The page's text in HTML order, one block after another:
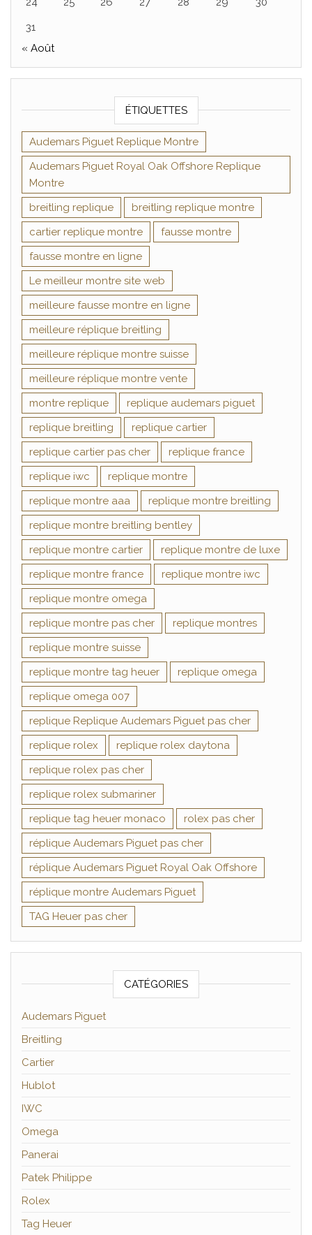
31
« Août
ÉTIQUETTES
Audemars Piguet Replique Montre
Audemars Piguet Royal Oak Offshore Replique
Montre
breitling replique
breitling replique montre
cartier replique montre
fausse montre
fausse montre en ligne
Le meilleur montre site web
meilleure fausse montre en ligne
meilleure réplique breitling
meilleure réplique montre suisse
meilleure réplique montre vente
montre replique
replique audemars piguet
replique breitling
replique cartier
replique cartier pas cher
replique france
replique iwc
replique montre
replique montre aaa
replique montre breitling
replique montre breitling bentley
replique montre cartier
replique montre de luxe
replique montre france
replique montre iwc
replique montre omega
replique montre pas cher
replique montres
replique montre suisse
replique montre tag heuer
replique omega
replique omega 007
replique Replique Audemars Piguet pas cher
replique rolex
replique rolex daytona
replique rolex pas cher
replique rolex submariner
replique tag heuer monaco
rolex pas cher
réplique Audemars Piguet pas cher
réplique Audemars Piguet Royal Oak Offshore
réplique montre Audemars Piguet
TAG Heuer pas cher
CATÉGORIES
Audemars Piguet
Breitling
Cartier
Hublot
IWC
Omega
Panerai
Patek Philippe
Rolex
Tag Heuer